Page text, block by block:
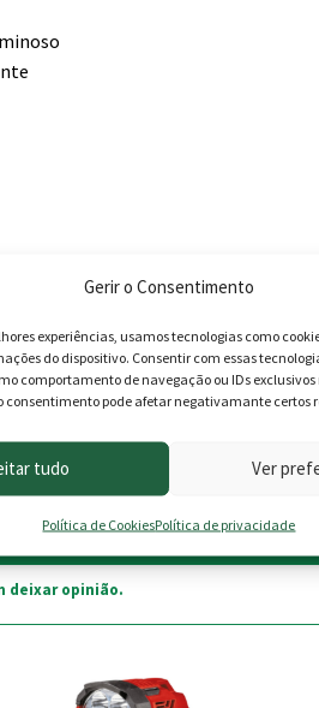
Gerir o Consentimento
experiências, usamos tecnologias como
do dispositivo. Consentir com essas
comportamento de navegação ou IDs exclusivos
consentimento pode afetar negativamante certos
tudo Ver
Política de CookiesPolítica de privacidade
deixar opinião.